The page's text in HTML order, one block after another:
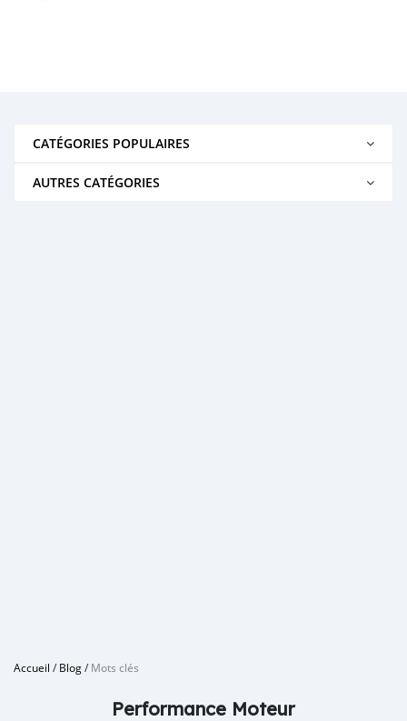
CATÉGORIES POPULAIRES
AUTRES CATÉGORIES
Accueil /Blog/Mots clés
Performance Moteur